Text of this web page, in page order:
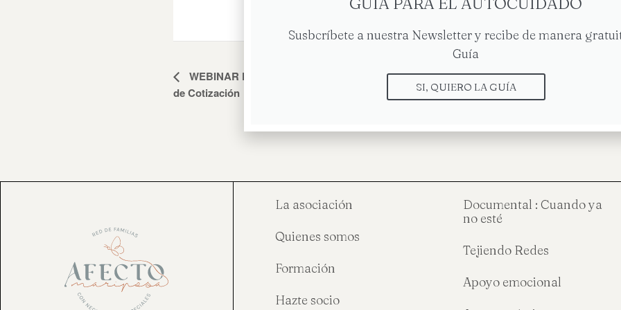
Navegación
del
WEBINAR PRESTACIÓN CUME: Actualización Bases
de Cotización
Sesión Grupo
La asociación
Quienes somos
Formación
Hazte socio
Documental : Cuando ya
no esté
Tejiendo Redes
Apoyo emocional
Susbcríbete a nuestra Newsletter y recibe de manera
Guía
SI, QUIERO LA GUÍA